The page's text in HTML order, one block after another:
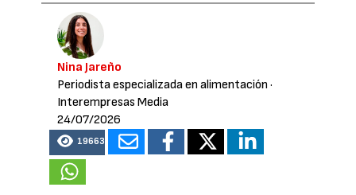
Nina Jareño
Periodista especializada en alimentación ·
Interempresas Media
24/07/2026
19663